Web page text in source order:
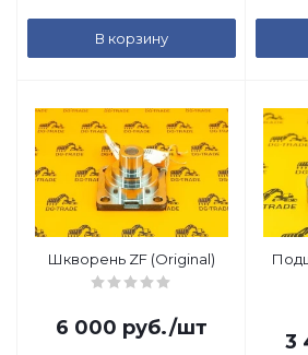
В корзину
Шкворень ZF (Original)
6 000 руб./шт
3